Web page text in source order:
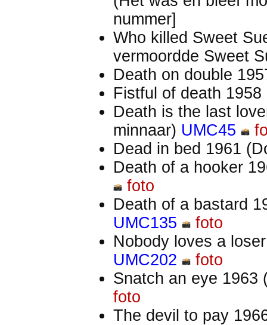
nummer]
Who killed Sweet
vermoordde Sweet
Death on double
Fistful of death
Death is the last
minnaar) UMC45
Dead in bed 1961
Death of a hooker
foto
Death of a bastard
UMC135
foto
Nobody loves a
UMC202
foto
Snatch an eye 1963
foto
The devil to pay